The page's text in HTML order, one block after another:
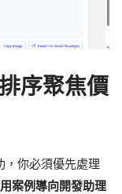
序聚焦價
，你必須優先處理
案例導向開發助理